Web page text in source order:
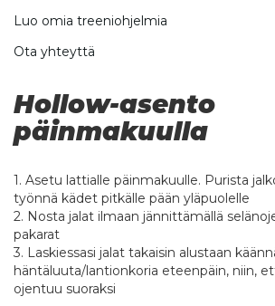
Luo omia treeniohjelmia
Ota yhteyttä
Hollow-asento
päinmakuulla
1. Asetu lattialle päinmakuulle. Purista
työnnä kädet pitkälle pään yläpuolelle
2. Nosta jalat ilmaan jännittämällä
pakarat
3. Laskiessasi jalat takaisin alustaan
häntäluuta/lantionkoria eteenpäin, niin,
ojentuu suoraksi